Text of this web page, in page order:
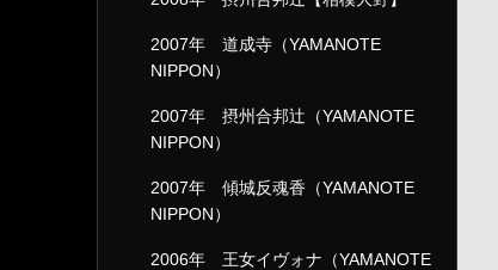
2007年 道成寺（YAMANOTE
NIPPON）
2007年 摂州合邦辻（YAMANOTE
NIPPON）
2007年 傾城反魂香（YAMANOTE
NIPPON）
2006年 王女イヴォナ（YAMANOTE